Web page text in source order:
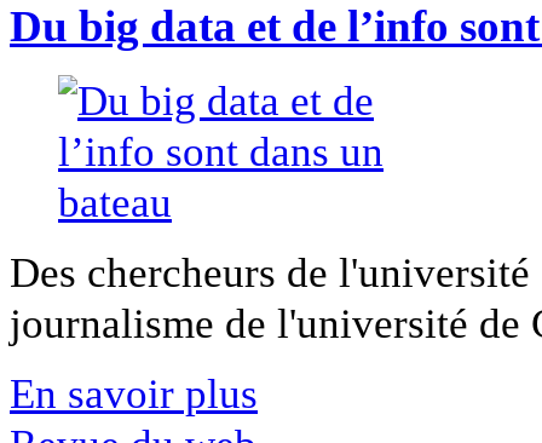
Du big data et de l’info
Des chercheurs de
journalisme de l'université
En savoir plus